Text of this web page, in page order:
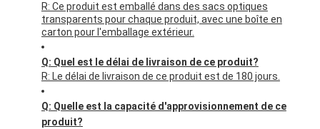
R: Ce produit est emballé dans des sacs optiques
transparents pour chaque produit, avec une boîte en
carton pour l'emballage extérieur.
Q: Quel est le délai de livraison de ce produit?
R: Le délai de livraison de ce produit est de 180 jours.
Q: Quelle est la capacité d'approvisionnement de ce
produit?